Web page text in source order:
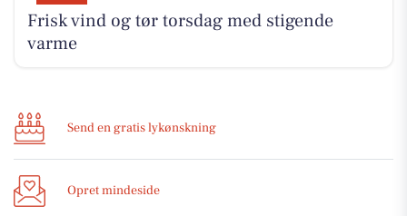
Frisk vind og tør torsdag med stigende
varme
Send en gratis lykønskning
Opret mindeside